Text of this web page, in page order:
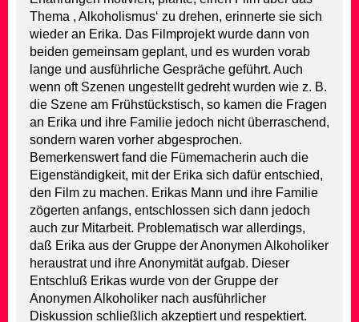
Thema , Alkoholismus‘ zu drehen, erinnerte sie sich
wieder an Erika. Das Filmprojekt wurde dann von
beiden gemeinsam geplant, und es wurden vorab
lange und ausführliche Gespräche geführt. Auch
wenn oft Szenen ungestellt gedreht wurden wie z. B.
die Szene am Frühstückstisch, so kamen die Fragen
an Erika und ihre Familie jedoch nicht überraschend,
sondern waren vorher abgesprochen.
Bemerkenswert fand die Fümemacherin auch die
Eigenständigkeit, mit der Erika sich dafür entschied,
den Film zu machen. Erikas Mann und ihre Familie
zögerten anfangs, entschlossen sich dann jedoch
auch zur Mitarbeit. Problematisch war allerdings,
daß Erika aus der Gruppe der Anonymen Alkoholiker
heraustrat und ihre Anonymität aufgab. Dieser
Entschluß Erikas wurde von der Gruppe der
Anonymen Alkoholiker nach ausführlicher
Diskussion schließlich akzeptiert und respektiert.